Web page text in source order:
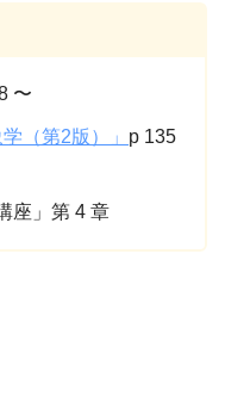
〜
（第2版）」 p 135
座」第 4 章